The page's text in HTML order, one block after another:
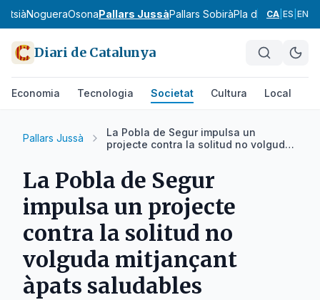
NogueraOsonaPallars JussàPallars SobiràPla d'UrgellPla
CA ES EN
Diari de Catalunya
Economia Tecnologia Societat Cultura Local
Pallars Jussà
La Pobla de Segur impulsa un
projecte contra la solitud no volguda
La Pobla de Segur
impulsa un projecte
contra la solitud no
volguda mitjançant
àpats saludables